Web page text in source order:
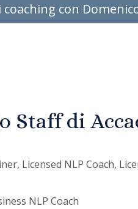
con
Staff di
Licensed NLP Coach,
NLP Coach